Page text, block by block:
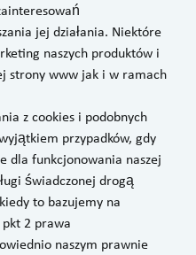
jej działania. Niektóre
naszych produktów i
strony www jak i w ramach
z cookies i podobnych
przypadków, gdy
dla funkcjonowania naszej
świadczonej drogą
to bazujemy na
2 prawa
naszym prawnie